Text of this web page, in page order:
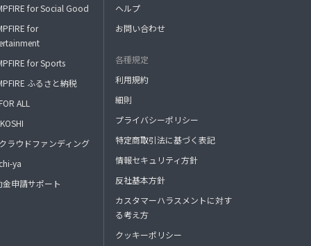
for Social Good
for
for Sports
ふるさと納税
ALL
ラウドファンディング
ya
金申請サポート
ヘルプ
お問い合わせ
各種規定
利用規約
細則
プライバシーポリシー
特定商取引法に基づく表記
情報セキュリティ方針
反社基本方針
カスタマーハラスメントに対す
る考え方
クッキーポリシー